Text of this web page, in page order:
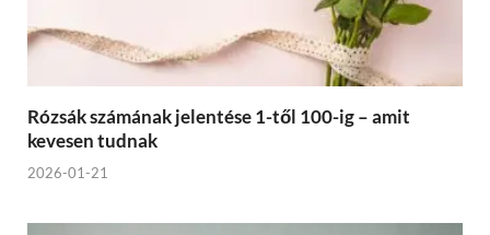
Rózsák számának jelentése 1-től 100-ig – amit
kevesen tudnak
2026-01-21